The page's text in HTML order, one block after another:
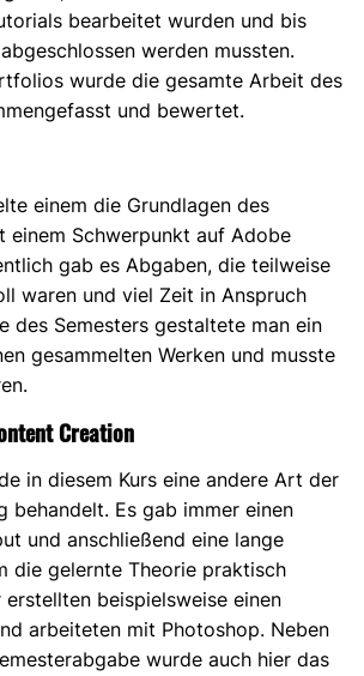
bearbeitet wurden und bis
werden mussten.
wurde die gesamte Arbeit des
und bewertet.
einem die Grundlagen des
einem Schwerpunkt auf Adobe
gab es Abgaben, die teilweise
waren und viel Zeit in Anspruch
des Semesters gestaltete man ein
gesammelten Werken und musste
Creation
in diesem Kurs eine andere Art der
behandelt. Es gab immer einen
und anschließend eine lange
die gelernte Theorie praktisch
erstellten beispielsweise einen
arbeiteten mit Photoshop. Neben
wurde auch hier das